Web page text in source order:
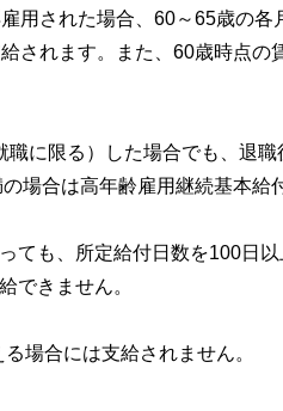
用された場合、60～65歳の
されます。また、60歳時点
に限る）した場合でも、退
場合は高年齢雇用継続基本給
ても、所定給付日数を100日
できません。
場合には支給されません。